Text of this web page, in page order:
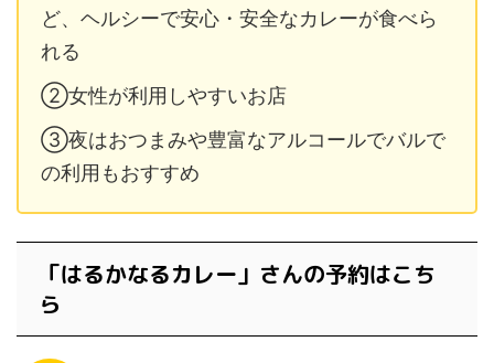
ど、ヘルシーで安心・安全なカレーが食べら
れる
②女性が利用しやすいお店
③夜はおつまみや豊富なアルコールでバルで
の利用もおすすめ
「はるかなるカレー」さんの予約はこち
ら